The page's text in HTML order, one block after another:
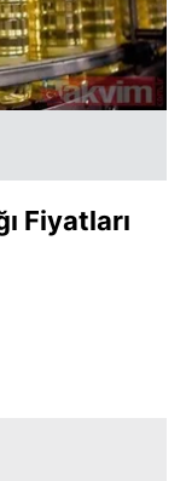
Fiyatları